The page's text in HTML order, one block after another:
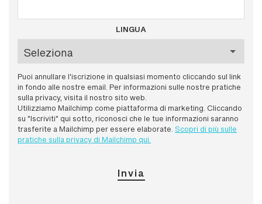
LINGUA
Puoi annullare l'iscrizione in qualsiasi momento cliccando sul link
in fondo alle nostre email. Per informazioni sulle nostre pratiche
sulla privacy, visita il nostro sito web.
Utilizziamo Mailchimp come piattaforma di marketing. Cliccando
su "Iscriviti" qui sotto, riconosci che le tue informazioni saranno
trasferite a Mailchimp per essere elaborate. Scopri di più sulle
pratiche sulla privacy di Mailchimp qui.